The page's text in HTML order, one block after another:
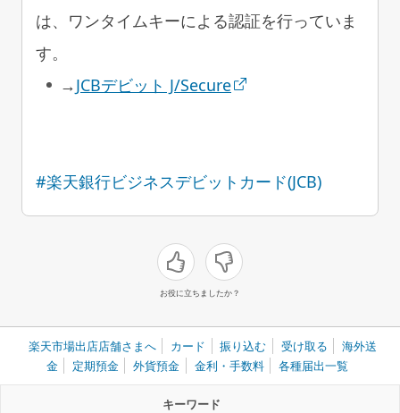
は、ワンタイムキーによる認証を行っていま
す。
→JCBデビット J/Secure
#楽天銀行ビジネスデビットカード(JCB)
お役に立ちましたか？
楽天市場出店店舗さまへ カード 振り込む 受け取る
海外送
金
定期預金 外貨預金 金利・手数料 各種届出一覧
キーワード